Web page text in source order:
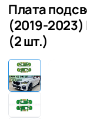
Плата
(2019-2023)
(2 шт.)